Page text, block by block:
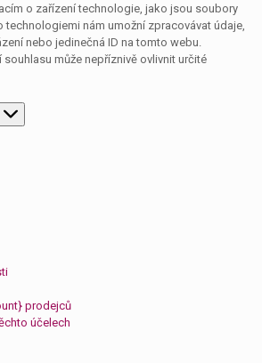
o zařízení technologie, jako jsou soubory
nám umožní zpracovávat údaje,
nebo jedinečná ID na tomto webu.
může nepříznivě ovlivnit určité
prodejců
účelech